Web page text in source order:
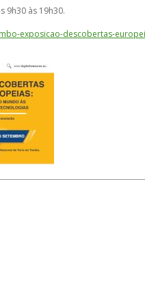
9h30 às 19h30.
exposicao-descobertas-